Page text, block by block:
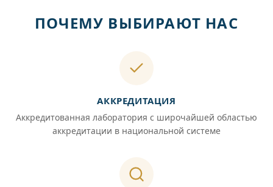
ПОЧЕМУ ВЫБИРАЮТ НАС
АККРЕДИТАЦИЯ
Аккредитованная лаборатория с широчайшей областью
аккредитации в национальной системе